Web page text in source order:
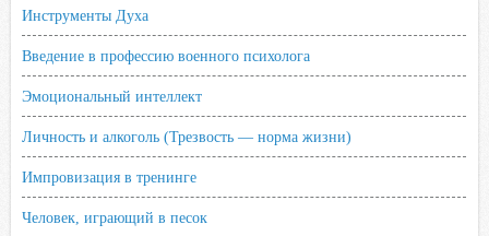
Инструменты Духа
Введение в профессию военного психолога
Эмоциональный интеллект
Личность и алкоголь (Трезвость — норма жизни)
Импровизация в тренинге
Человек, играющий в песок